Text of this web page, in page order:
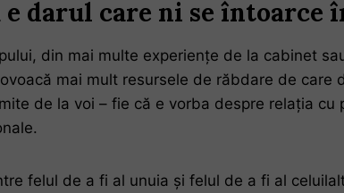
e darul care ni se
din mai multe experiențe de la cabinet
mai mult resursele de răbdare de
de la voi – fie că e vorba despre relația
felul de a fi al unuia și felul de a fi al